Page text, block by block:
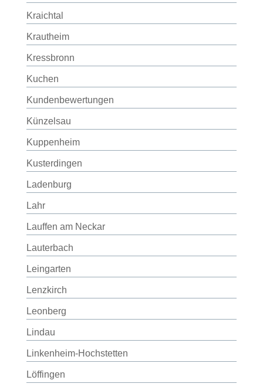
Kraichtal
Krautheim
Kressbronn
Kuchen
Kundenbewertungen
Künzelsau
Kuppenheim
Kusterdingen
Ladenburg
Lahr
Lauffen am Neckar
Lauterbach
Leingarten
Lenzkirch
Leonberg
Lindau
Linkenheim-Hochstetten
Löffingen